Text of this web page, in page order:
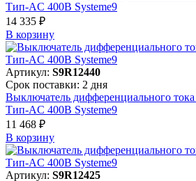
Тип-AC 400В Systeme9
14 335 ₽
В корзинy
Артикул: S9R12440
Срок поставки: 2 дня
Выключатель дифференциального
Тип-AC 400В Systeme9
11 468 ₽
В корзинy
Артикул: S9R12425